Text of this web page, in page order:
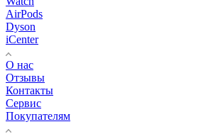
AirPods
Dyson
iCenter
О нас
Отзывы
Контакты
Сервис
Покупателям